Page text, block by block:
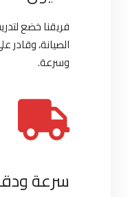
فريقنا خضع
الصيانة،
وسرعة.
سرعة